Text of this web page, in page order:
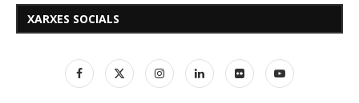
XARXES SOCIALS